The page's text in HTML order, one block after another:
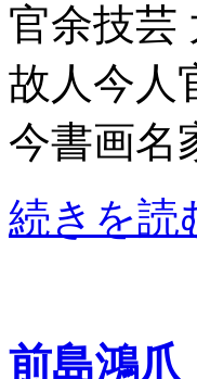
官余技芸
故人今人
今書画名
続きを読
前島鴻爪